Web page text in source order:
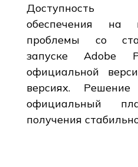
Доступность
обеспечения на
проблемы со
запуске Adobe
официальной
версиях.
официальный
получения